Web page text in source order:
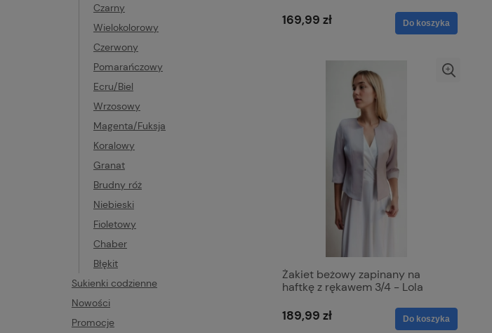
Czarny
Wielokolorowy
Czerwony
Pomarańczowy
Ecru/Biel
Wrzosowy
Magenta/Fuksja
Koralowy
Granat
Brudny róż
Niebieski
Fioletowy
Chaber
Błękit
Sukienki codzienne
Nowości
Promocje
169,99 zł Do koszyka
Żakiet beżowy zapinany na
haftkę z rękawem 3/4 - Lola
189,99 zł Do koszyka